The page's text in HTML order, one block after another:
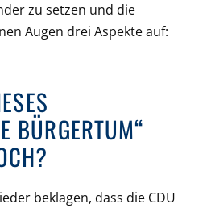
zu setzen und die
Augen drei Aspekte auf:
BÜRGERTUM“
beklagen, dass die CDU